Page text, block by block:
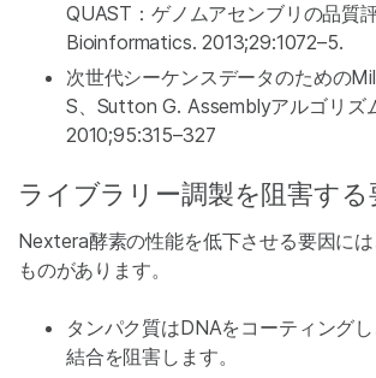
QUAST：ゲノムアセンブリの品質評
Bioinformatics. 2013;29:1072–5.
次世代シーケンスデータのための
S、Sutton G. Assemblyアルゴリズ
2010;95:315–327
ライブラリー調製を阻害する
Nextera酵素の性能を低下させる要因に
ものがあります。
タンパク質はDNAをコーティング
結合を阻害します。